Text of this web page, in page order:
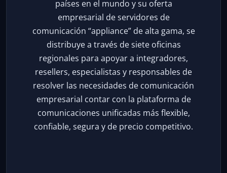
países en el mundo y su oferta
empresarial de servidores de
comunicación “appliance” de alta gama, se
distribuye a través de siete oficinas
regionales para apoyar a integradores,
resellers, especialistas y responsables de
resolver las necesidades de comunicación
empresarial contar con la plataforma de
comunicaciones unificadas más flexible,
confiable, segura y de precio competitivo.